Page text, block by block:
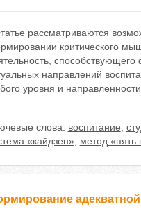
рассматриваются
критического
направлений
уровня и направленности.
слова: воспитание
«кайдзен»
метод «пять